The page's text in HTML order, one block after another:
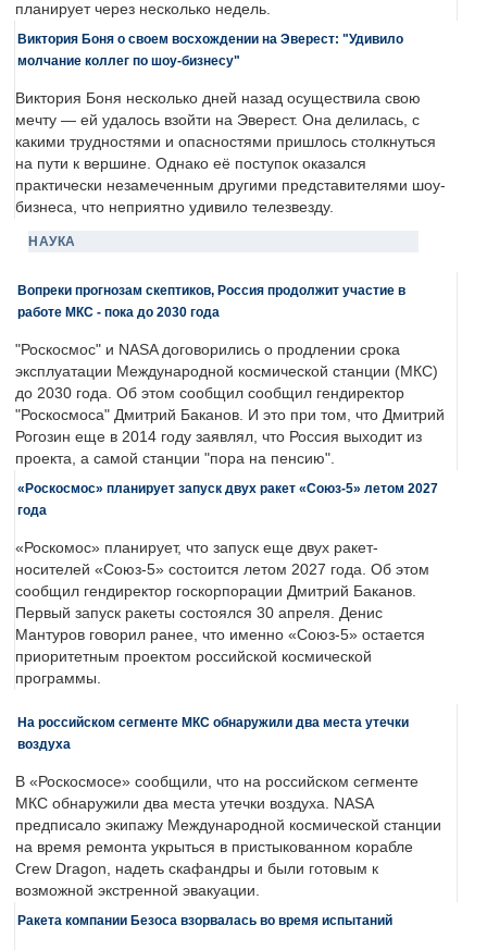
планирует через несколько недель.
Виктория Боня о своем восхождении на Эверест: "Удивило
молчание коллег по шоу-бизнесу"
Виктория Боня несколько дней назад осуществила свою
мечту — ей удалось взойти на Эверест. Она делилась, с
какими трудностями и опасностями пришлось столкнуться
на пути к вершине. Однако её поступок оказался
практически незамеченным другими представителями шоу-
бизнеса, что неприятно удивило телезвезду.
НАУКА
Вопреки прогнозам скептиков, Россия продолжит участие в
работе МКС - пока до 2030 года
"Роскосмос" и NASA договорились о продлении срока
эксплуатации Международной космической станции (МКС)
до 2030 года. Об этом сообщил сообщил гендиректор
"Роскосмоса" Дмитрий Баканов. И это при том, что Дмитрий
Рогозин еще в 2014 году заявлял, что Россия выходит из
проекта, а самой станции "пора на пенсию".
«Роскосмос» планирует запуск двух ракет «Союз-5» летом 2027
года
«Роскомос» планирует, что запуск еще двух ракет-
носителей «Союз-5» состоится летом 2027 года. Об этом
сообщил гендиректор госкорпорации Дмитрий Баканов.
Первый запуск ракеты состоялся 30 апреля. Денис
Мантуров говорил ранее, что именно «Союз-5» остается
приоритетным проектом российской космической
программы.
На российском сегменте МКС обнаружили два места утечки
воздуха
В «Роскосмосе» сообщили, что на российском сегменте
МКС обнаружили два места утечки воздуха. NASA
предписало экипажу Международной космической станции
на время ремонта укрыться в пристыкованном корабле
Crew Dragon, надеть скафандры и были готовым к
возможной экстренной эвакуации.
Ракета компании Безоса взорвалась во время испытаний